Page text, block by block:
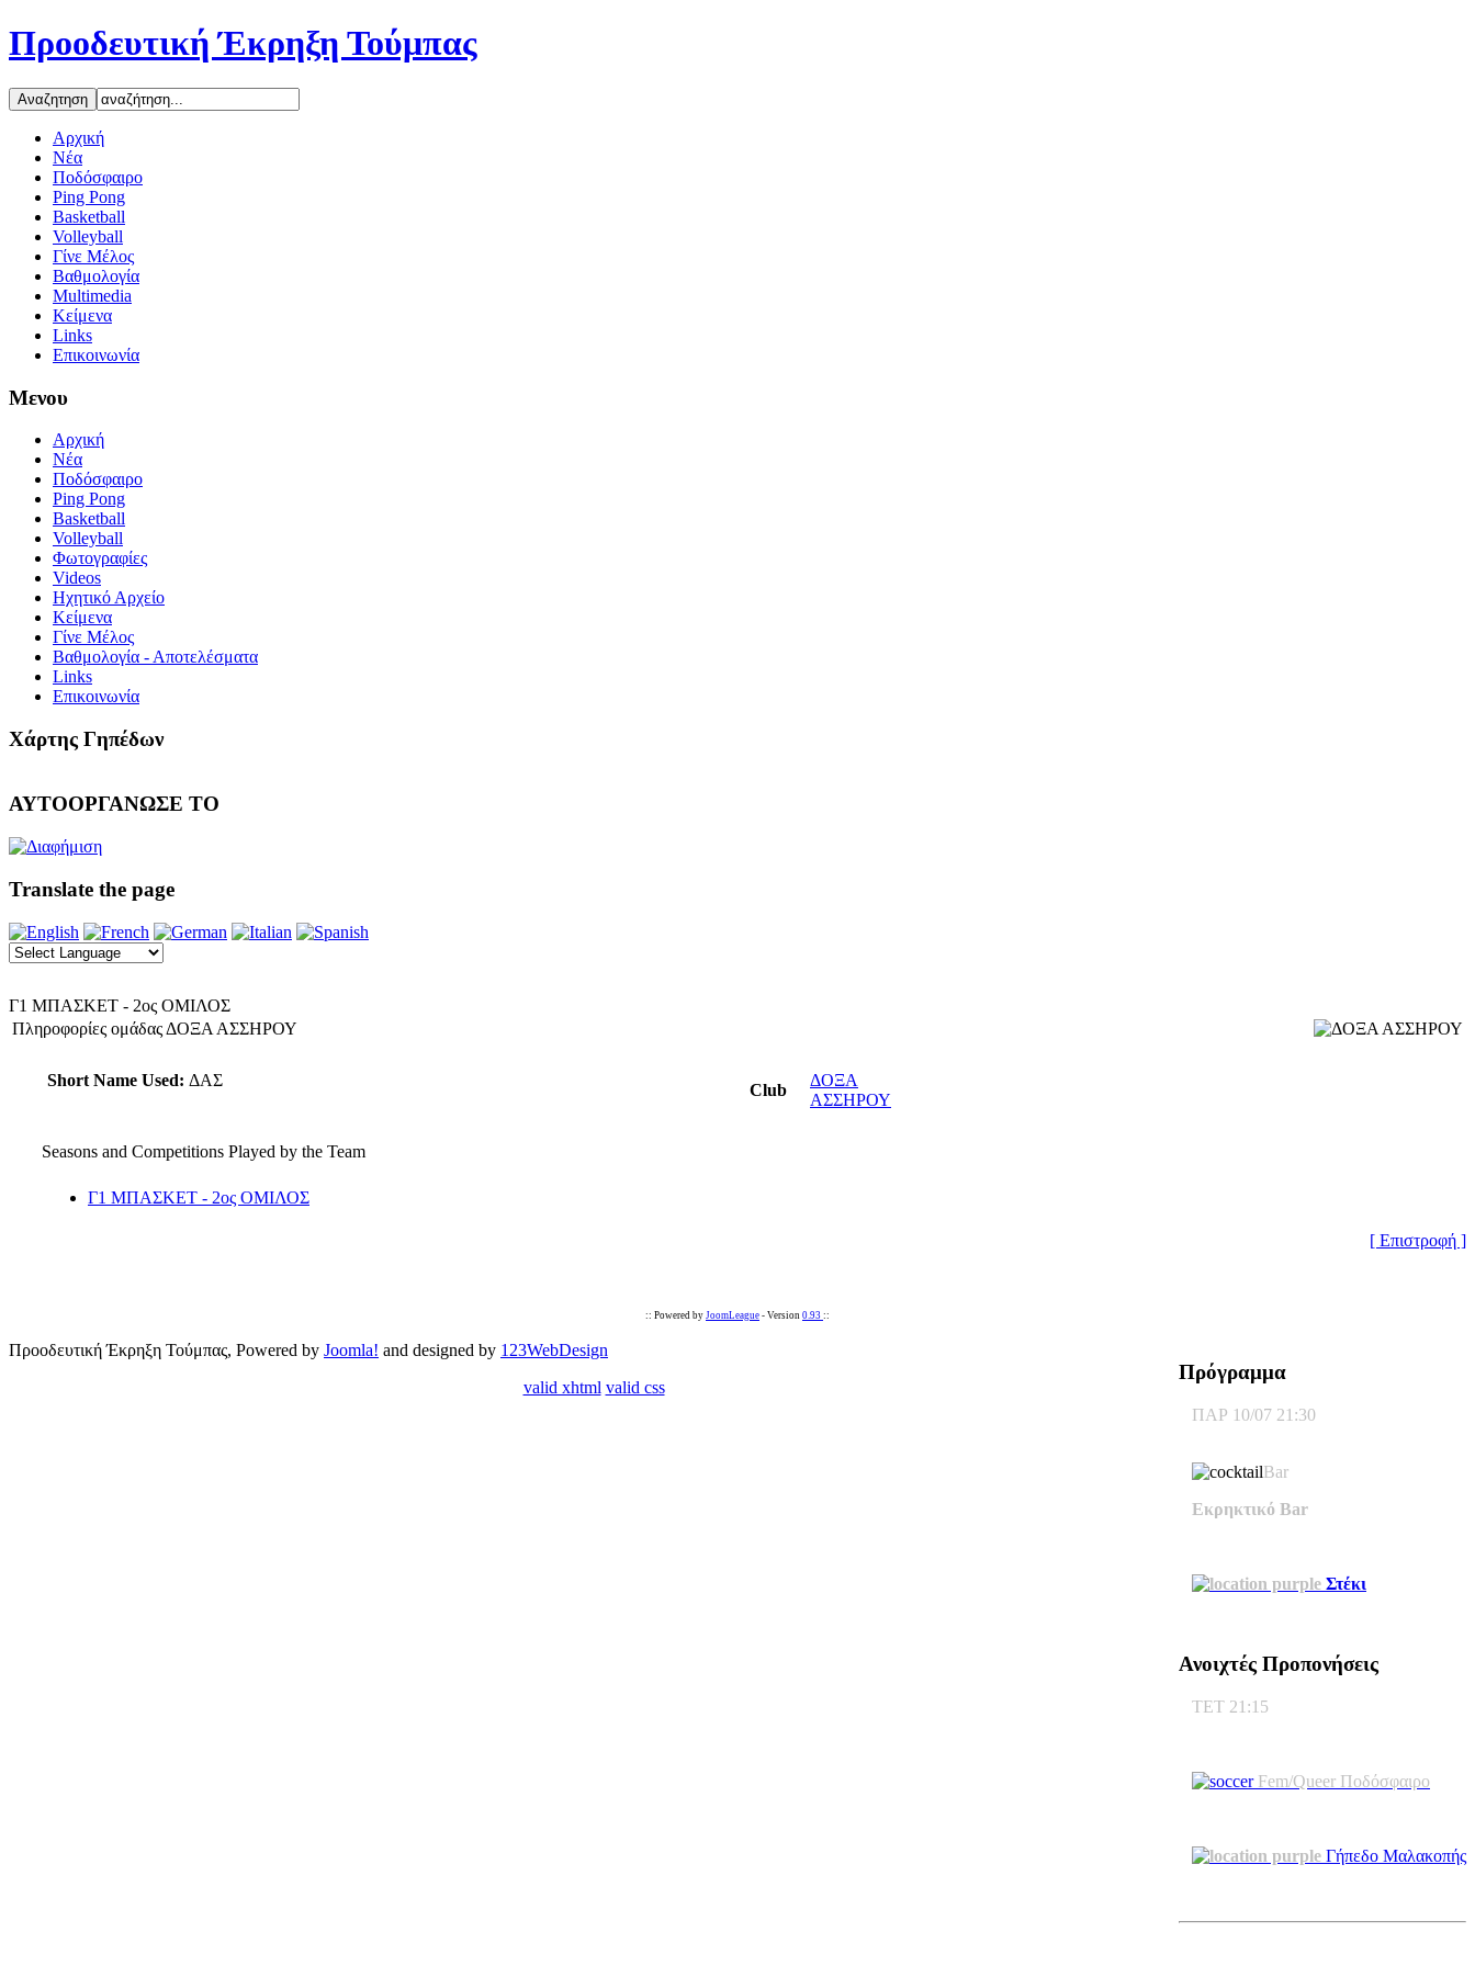
Προοδευτική Έκρηξη Τούμπας
Αρχική
Νέα
Ποδόσφαιρο
Ping Pong
Basketball
Volleyball
Γίνε Μέλος
Βαθμολογία
Multimedia
Κείμενα
Links
Επικοινωνία
Μενου
Αρχική
Νέα
Ποδόσφαιρο
Ping Pong
Basketball
Volleyball
Φωτογραφίες
Videos
Ηχητικό Αρχείο
Κείμενα
Γίνε Μέλος
Βαθμολογία - Αποτελέσματα
Links
Επικοινωνία
Χάρτης Γηπέδων
ΑΥΤΟΟΡΓΑΝΩΣΕ ΤΟ
Translate the page
Γ1 ΜΠΑΣΚΕΤ - 2ος ΟΜΙΛΟΣ
Πληροφορίες ομάδας ΔΟΞΑ ΑΣΣΗΡΟΥ
Short Name Used: ΔΑΣ
Club
ΔΟΞΑ
ΑΣΣΗΡΟΥ
Seasons and Competitions Played by the Team
Γ1 ΜΠΑΣΚΕΤ - 2ος ΟΜΙΛΟΣ
[ Επιστροφή ]
:: Powered by JoomLeague - Version 0.93 ::
Πρόγραμμα
ΠΑΡ 10/07 21:30
Bar
Εκρηκτικό Bar
Στέκι
Ανοιχτές Προπονήσεις
ΤΕΤ 21:15
Fem/Queer Ποδόσφαιρο
Γήπεδο Μαλακοπής
Προοδευτική Έκρηξη Τούμπας, Powered by Joomla! and designed by 123WebDesign
valid xhtml valid css